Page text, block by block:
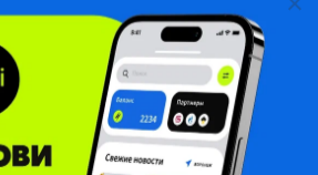
Недавно
новых автомоек в городе Тамбов
150 (Робот-мойка,
пост) и пр-т Монтажников 2б